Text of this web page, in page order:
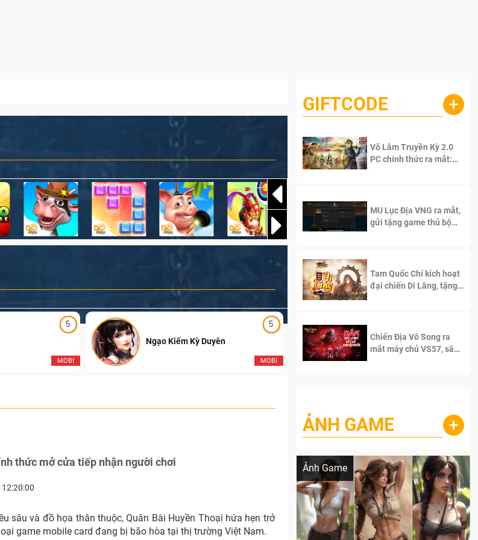
5
MOBI
5
MOBI
Ngạo Kiếm Kỳ Duyên Ngạo Thiên Mobile
thức mở cửa tiếp nhận người chơi
sâu và đồ họa thân thuộc, Quân Bài Huyền Thoại hứa hẹn trở
game mobile card đang bị bão hòa tại thị trường Việt Nam.
GIFTCODE +
Võ Lâm Truyền Kỳ 2.0
PC chính thức ra mắt:
MU Lục Địa VNG ra mắt,
gửi tặng game thủ bộ
Tam Quốc Chí kích hoạt
đại chiến Di Lăng, tặng
Chiến Địa Vô Song ra
mắt máy chủ VS57, sân
ẢNH GAME +
Ảnh Game
Lala Croft vừa nóng vừa xinh dưới nét vẽ